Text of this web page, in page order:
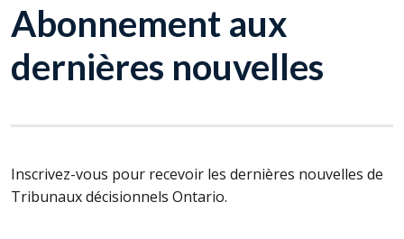
Abonnement aux
dernières nouvelles
Inscrivez-vous pour recevoir les dernières nouvelles de
Tribunaux décisionnels Ontario.